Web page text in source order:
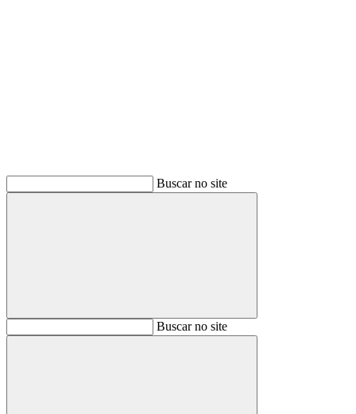
Buscar no site
BuscarBuscar no site